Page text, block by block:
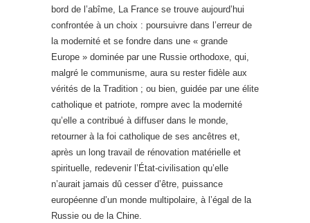
bord de l’abîme, La France se trouve aujourd’hui
confrontée à un choix : poursuivre dans l’erreur de
la modernité et se fondre dans une « grande
Europe » dominée par une Russie orthodoxe, qui,
malgré le communisme, aura su rester fidèle aux
vérités de la Tradition ; ou bien, guidée par une élite
catholique et patriote, rompre avec la modernité
qu’elle a contribué à diffuser dans le monde,
retourner à la foi catholique de ses ancêtres et,
après un long travail de rénovation matérielle et
spirituelle, redevenir l’État-civilisation qu’elle
n’aurait jamais dû cesser d’être, puissance
européenne d’un monde multipolaire, à l’égal de la
Russie ou de la Chine.